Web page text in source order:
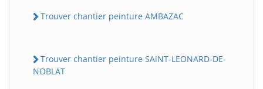
Trouver chantier peinture AMBAZAC
Trouver chantier peinture SAiNT-LEONARD-DE-
NOBLAT